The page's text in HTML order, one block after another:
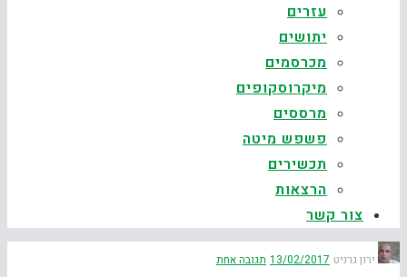
עזרים
יתושים
מכרסמים
מיקרוסקופים
מרססים
פשפש מיטה
תכשירים
הרצאות
צור קשר
ירון גרניט 13/02/2017 תגובה אחת